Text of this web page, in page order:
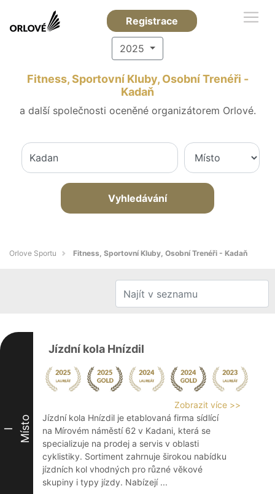
Registrace
2025
Fitness, Sportovní Kluby, Osobní Trenéři -
Kadaň
a další společnosti oceněné organizátorem Orlové.
Vyhledávání
Orlove Sportu Fitness, Sportovní Kluby, Osobní Trenéři - Kadaň
I Místo
Jízdní kola Hnízdil
Zobrazit více >>
Jízdní kola Hnízdil je etablovaná firma sídlící
na Mírovém náměstí 62 v Kadani, která se
specializuje na prodej a servis v oblasti
cyklistiky. Sortiment zahrnuje širokou nabídku
jízdních kol vhodných pro různé věkové
skupiny i typy jízdy. Nabízejí ...